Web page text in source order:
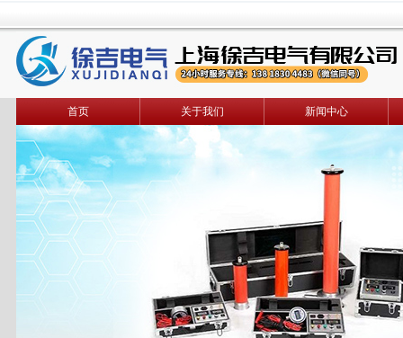
首页 关于我们 新闻中心